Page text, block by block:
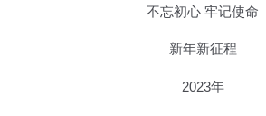
不忘初心 牢记使命
新年新征程
2023年